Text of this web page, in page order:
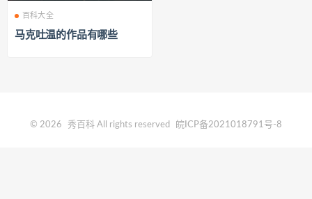
百科大全
马克吐温的作品有哪些
© 2026 秀百科 All rights reserved 皖ICP备2021018791号-8